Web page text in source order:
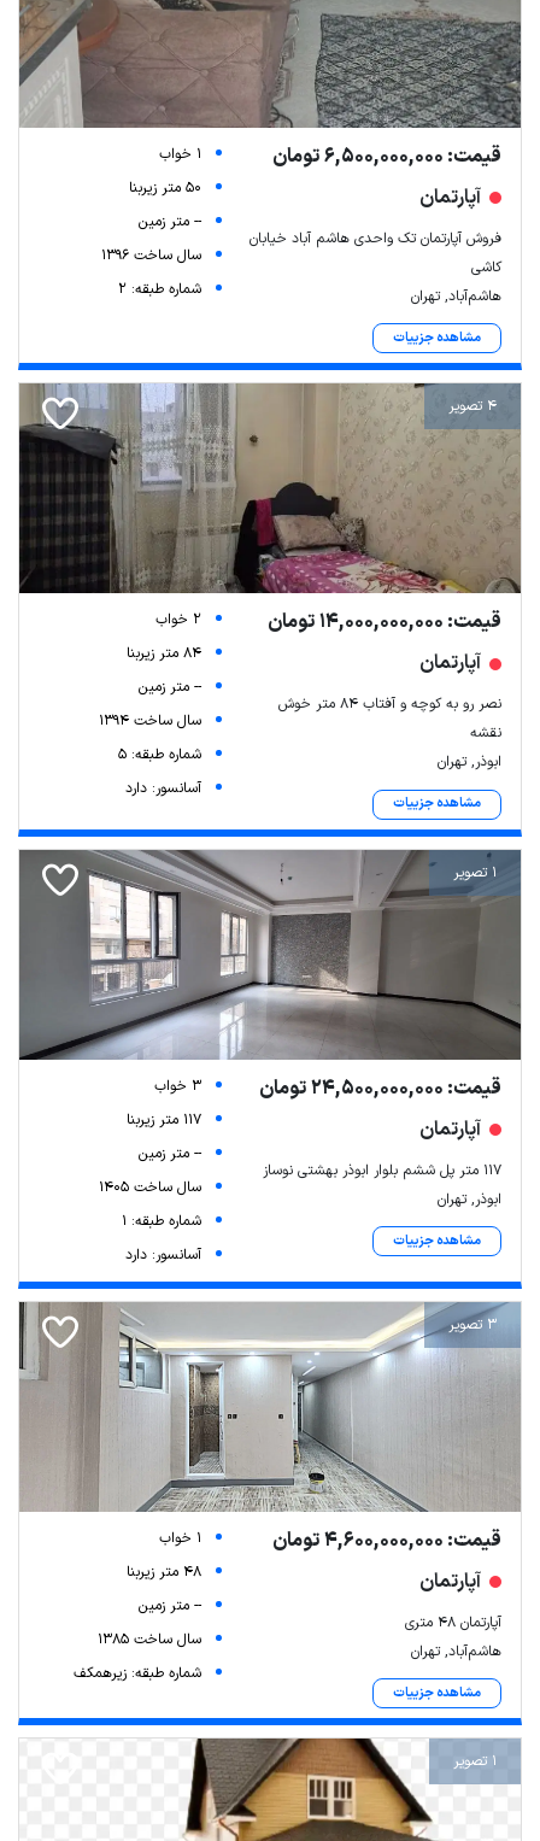
قیمت: 6,500,000,000 تومان
آپارتمان
فروش آپارتمان تک واحدی هاشم آباد خیابان
کاشی
هاشم‌آباد, تهران
مشاهده جزییات
1 خواب
50 متر زیربنا
-- متر زمین
سال ساخت 1396
شماره طبقه: 2
4 تصویر
قیمت: 14,000,000,000 تومان
آپارتمان
نصر رو به کوچه و آفتاب ۸۴ متر خوش
نقشه
ابوذر, تهران
مشاهده جزییات
2 خواب
84 متر زیربنا
-- متر زمین
سال ساخت 1394
شماره طبقه: 5
آسانسور: دارد
1 تصویر
قیمت: 24,500,000,000 تومان
آپارتمان
۱۱۷ متر پل ششم بلوار ابوذر بهشتی نوساز
ابوذر, تهران
مشاهده جزییات
3 خواب
117 متر زیربنا
-- متر زمین
سال ساخت 1405
شماره طبقه: 1
آسانسور: دارد
3 تصویر
قیمت: 4,600,000,000 تومان
آپارتمان
آپارتمان 48 متری
هاشم‌آباد, تهران
مشاهده جزییات
1 خواب
48 متر زیربنا
-- متر زمین
سال ساخت 1385
شماره طبقه: زیرهمکف
1 تصویر